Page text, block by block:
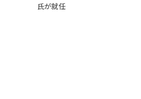
氏が就任